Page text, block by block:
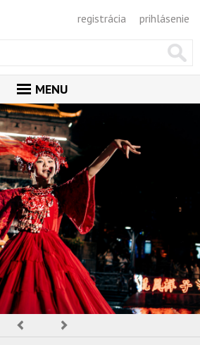
registrácia prihlásenie
MENU
ÚVOD
MAGAZÍN
GALÉRIA
PORADŇA
SÚŤAŽE
KALENDÁR AKCIÍ
WORKSHOPY
OBCHOD